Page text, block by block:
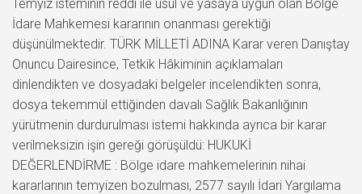
Temyiz isteminin reddi ile usul ve yasaya uygun olan Bölge
İdare Mahkemesi kararının onanması gerektiği
düşünülmektedir. TÜRK MİLLETİ ADINA Karar veren Danıştay
Onuncu Dairesince, Tetkik Hâkiminin açıklamaları
dinlendikten ve dosyadaki belgeler incelendikten sonra,
dosya tekemmül ettiğinden davalı Sağlık Bakanlığının
yürütmenin durdurulması istemi hakkında ayrıca bir karar
verilmeksizin işin gereği görüşüldü: HUKUKİ
DEĞERLENDİRME : Bölge idare mahkemelerinin nihai
kararlarının temyizen bozulması, 2577 sayılı İdari Yargılama